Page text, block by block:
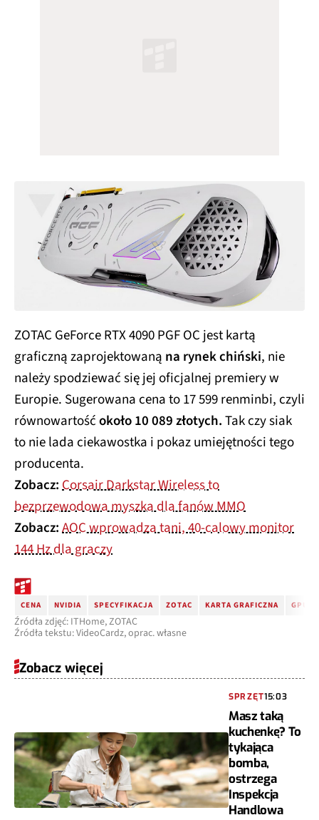
ZOTAC GeForce RTX 4090 PGF OC jest kartą
graficzną zaprojektowaną na rynek chiński, nie
należy spodziewać się jej oficjalnej premiery w
Europie. Sugerowana cena to 17 599 renminbi, czyli
równowartośćokoło 10 089 złotych.Tak czy siak
to nie lada ciekawostka i pokaz umiejętności tego
producenta.
Zobacz:Corsair Darkstar Wireless to
bezprzewodowa myszka dla fanów MMO
Zobacz:AOC wprowadza tani, 40-calowy monitor
144 Hz dla graczy
CENA NVIDIA SPECYFIKACJA ZOTAC KARTA GRAFICZNA GPU
Źródła zdjęć: ITHome, ZOTAC
Źródła tekstu: VideoCardz, oprac. własne
Zobacz więcej
SPRZĘT15:03
Masz taką
kuchenkę? To
tykająca
bomba,
ostrzega
Inspekcja
Handlowa